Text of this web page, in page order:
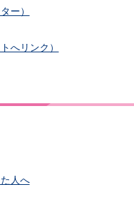
ー）
へリンク）
人へ